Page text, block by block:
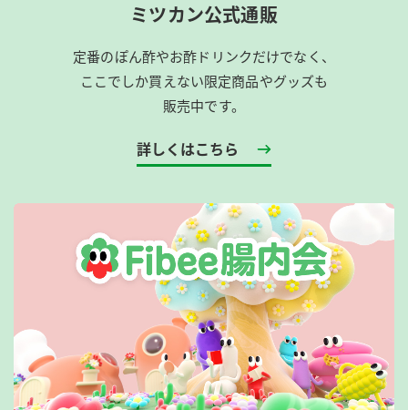
ミツカン公式通販
定番のぽん酢やお酢ドリンクだけでなく、
ここでしか買えない限定商品やグッズも
販売中です。
詳しくはこちら